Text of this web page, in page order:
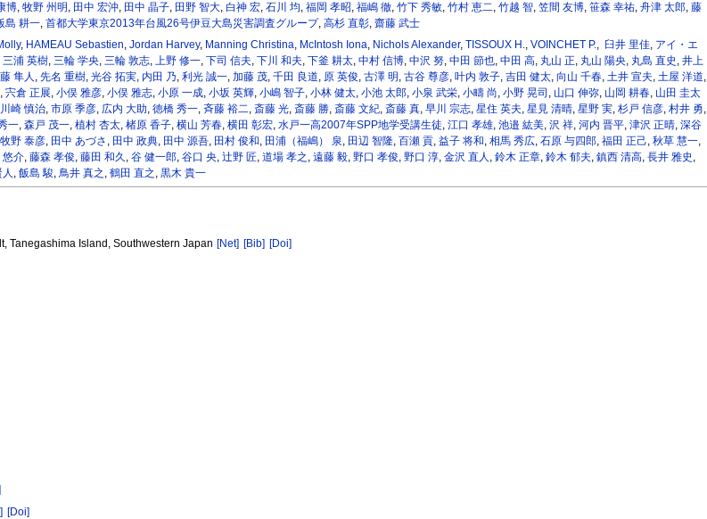
博, 牧野 州明 , 田中 宏沖, 田中 晶子, 田野 智大, 白神 宏, 石川 均, 福岡 孝昭, 福嶋 徹, 竹下 秀敏, 竹村 恵二, 竹越 智, 笠間 友博, 笹森 幸祐, 舟津 太郎, 藤
島 耕一, 首都大学東京2013年台風26号伊豆大島災害調査グループ, 高杉 直彰, 齋藤 武士
, HAMEAU Sebastien,Jordan Harvey, Manning Christina, McIntosh Iona, Nichols Alexander,TISSOUX H.,VOINCHET P., 臼井 里佳, アイ・エ
三浦 英樹, 三輪 学央, 三輪 敦志, 上野 修一, 下司 信夫, 下川 和夫, 下釜 耕太, 中村 信博, 中沢 努, 中田 節也, 中田 高, 丸山 正, 丸山 陽央, 丸島 直史 , 井上
隼人 , 先名 重樹, 光谷 拓実, 内田 乃, 利光 誠一, 加藤 茂, 千田 良道, 原 英俊, 古澤 明 , 古谷 尊彦, 叶内 敦子, 吉田 健太, 向山 千春, 土井 宣夫, 土屋 洋道,
, 宍倉 正展, 小俣 雅彦, 小俣 雅志, 小原 一成, 小坂 英輝, 小嶋 智子, 小林 健太, 小池 太郎, 小泉 武栄, 小疇 尚, 小野 晃司 , 山口 伸弥, 山岡 耕春, 山田 圭太
川崎 慎治, 市原 季彦, 広内 大助, 徳橋 秀一, 斉藤 裕二, 斎藤 光, 斎藤 勝, 斎藤 文紀, 斎藤 真, 早川 宗志, 星住 英夫, 星見 清晴, 星野 実, 杉戸 信彦, 村井 勇,
一, 森戸 茂一, 植村 杏太, 楮原 香子, 横山 芳春, 横田 彰宏, 水戸一高2007年SPP地学受講生徒, 江口 孝雄, 池邉 紘美, 沢 祥, 河内 晋平, 津沢 正晴, 深谷
牧野 泰彦, 田中 あづさ , 田中 政典, 田中 源吾, 田村 俊和, 田浦（福嶋） 泉, 田辺 智隆, 百瀬 貢, 益子 将和, 相馬 秀広, 石原 与四郎, 福田 正己, 秋草 慧一,
悠介, 藤森 孝俊, 藤田 和久 , 谷 健一郎, 谷口 央, 辻野 匠, 道場 孝之 , 遠藤 毅, 野口 孝俊, 野口 淳, 金沢 直人 , 鈴木 正章, 鈴木 郁夫, 鎮西 清高, 長井 雅史 ,
, 飯島 駿, 鳥井 真之 , 鶴田 直之 , 黒木 貴一
Tanegashima Island, Southwestern Japan [Net] [Bib] [Doi]
[Doi]